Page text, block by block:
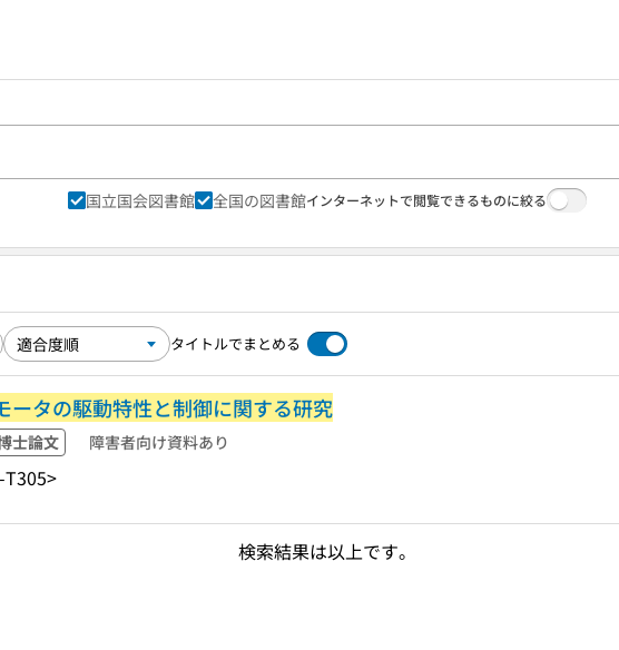
国立国会図書館 全国の図書館インターネットで閲覧できるものに絞る
タイトルでまとめる
ータの駆動特性と制御に関する研究
士論文 障害者向け資料あり
検索結果は以上です。